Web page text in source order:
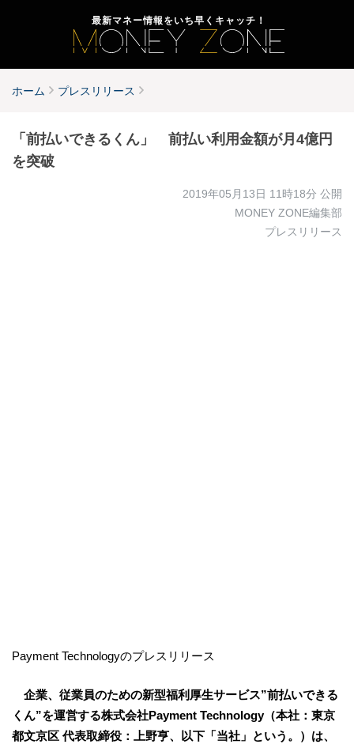
最新マネー情報をいち早くキャッチ！
ホーム プレスリリース
「前払いできるくん」 前払い利用金額が月4億円
を突破
2019年05月13日 11時18分 公開
MONEY ZONE編集部
プレスリリース
Payment Technologyのプレスリリース
企業、従業員のための新型福利厚生サービス”前払いできる
くん”を運営する株式会社Payment Technology（本社：東京
都文京区 代表取締役：上野亨、以下「当社」という。）は、